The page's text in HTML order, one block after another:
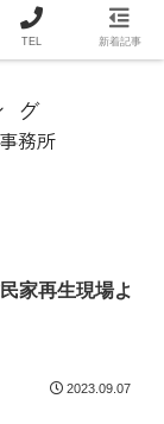
グ
務所
家再生現場よ
2023.09.07
TEL 新着記事